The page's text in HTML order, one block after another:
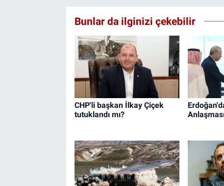
Bunlar da ilginizi çekebilir
CHP'li başkan İlkay Çiçek
tutuklandı mı?